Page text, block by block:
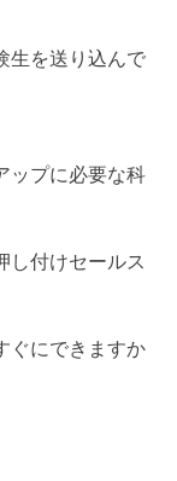
生を送り込んで
ップに必要な科
し付けセールス
ぐにできますか